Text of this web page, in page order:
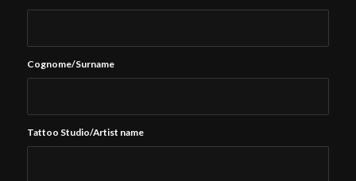
Cognome/Surname
Tattoo Studio/Artist name